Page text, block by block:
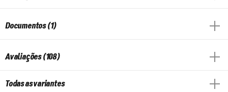
Documentos (1)
Avaliações (108)
Todas as variantes